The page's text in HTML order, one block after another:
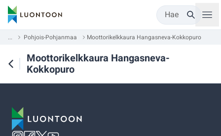
Hae
... Pohjois-Pohjanmaa Moottorikelkkaura Hangasneva-Kokkopuro
Moottorikelkkaura Hangasneva-
Kokkopuro